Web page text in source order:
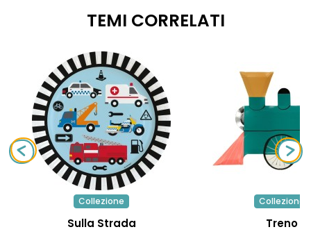
TEMI CORRELATI
Collezione
Sulla Strada
Collezione
Treno